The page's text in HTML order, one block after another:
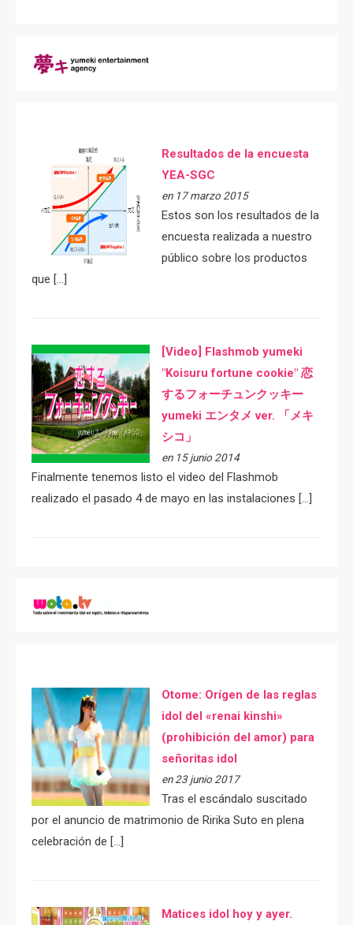
Resultados de la encuesta
YEA-SGC
en 17 marzo 2015
Estos son los resultados de la
encuesta realizada a nuestro
público sobre los productos
que […]
[Video] Flashmob yumeki
"Koisuru fortune cookie" 恋
するフォーチュンクッキー
yumeki エンタメ ver. 「メキ
シコ」
en 15 junio 2014
Finalmente tenemos listo el video del Flashmob
realizado el pasado 4 de mayo en las instalaciones […]
Otome: Orígen de las reglas
idol del «renai kinshi»
(prohibición del amor) para
señoritas idol
en 23 junio 2017
Tras el escándalo suscitado
por el anuncio de matrimonio de Ririka Suto en plena
celebración de […]
Matices idol hoy y ayer.